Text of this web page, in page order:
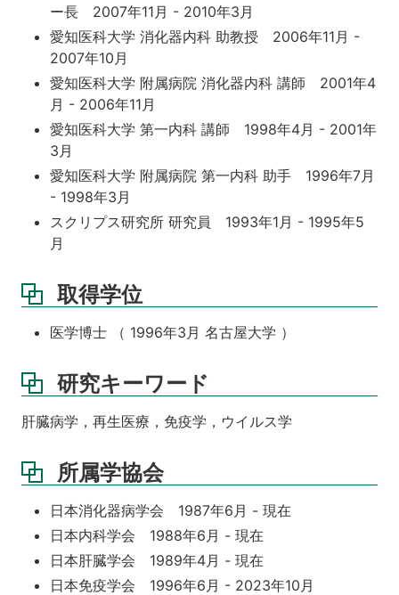
ー長 2007年11月 - 2010年3月
愛知医科大学 消化器内科 助教授 2006年11月 -
2007年10月
愛知医科大学 附属病院 消化器内科 講師 2001年4
月 - 2006年11月
愛知医科大学 第一内科 講師 1998年4月 - 2001年
3月
愛知医科大学 附属病院 第一内科 助手 1996年7月
- 1998年3月
スクリプス研究所 研究員 1993年1月 - 1995年5
月
取得学位
医学博士 （ 1996年3月 名古屋大学 ）
研究キーワード
肝臓病学，再生医療，免疫学，ウイルス学
所属学協会
日本消化器病学会 1987年6月 - 現在
日本内科学会 1988年6月 - 現在
日本肝臓学会 1989年4月 - 現在
日本免疫学会 1996年6月 - 2023年10月